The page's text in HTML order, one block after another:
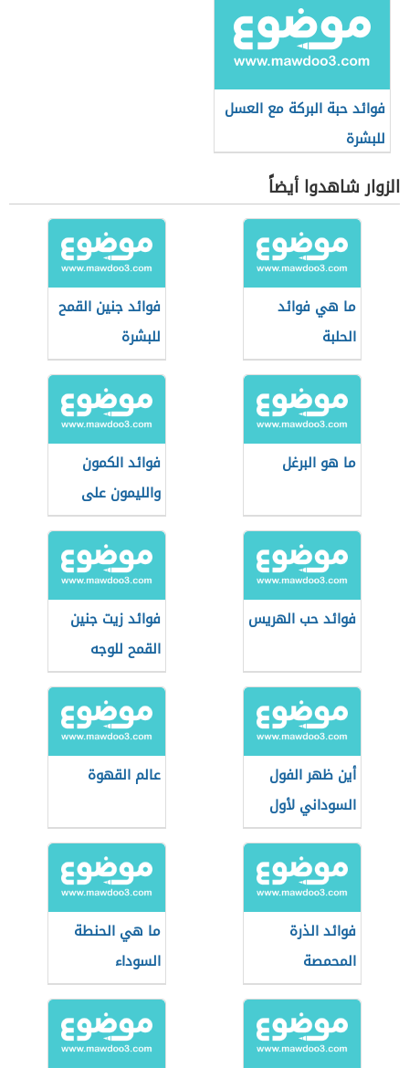
فوائد حبة البركة مع العسل
للبشرة
الزوار شاهدوا أيضاً
ما هي فوائد
الحلبة
فوائد جنين القمح
للبشرة
ما هو البرغل
فوائد الكمون
والليمون على
الريق
فوائد حب الهريس
فوائد زيت جنين
القمح للوجه
أين ظهر الفول
السوداني لأول
مرة
عالم القهوة
فوائد الذرة
المحمصة
ما هي الحنطة
السوداء